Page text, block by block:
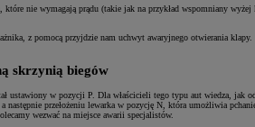
nie wymagają prądu (takie jak na przykład wspomniany
z pomocą przyjdzie nam uchwyt awaryjnego otwierania
skrzynią biegów
w pozycji P. Dla właścicieli tego typu aut wiedza, jak
przełożeniu lewarka w pozycję N, która umożliwia
wezwać na miejsce awarii specjalistów.